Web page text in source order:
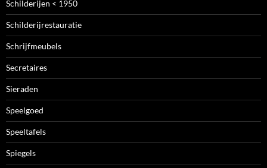
Schilderijen < 1950
Schilderijrestauratie
Schrijfmeubels
Secretaires
Sieraden
Speelgoed
Speeltafels
Spiegels